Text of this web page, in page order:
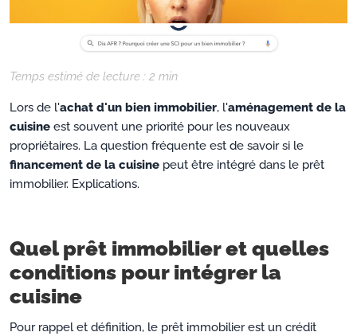
Temps estimé de lecture : 2 min
Lors de l'achat d'un bien immobilier, l'aménagement de la
cuisine est souvent une priorité pour les nouveaux
propriétaires. La question fréquente est de savoir si le
financement de la cuisine peut être intégré dans le prêt
immobilier. Explications.
Quel prêt immobilier et quelles
conditions pour intégrer la
cuisine
Pour rappel et définition, le prêt immobilier est un crédit